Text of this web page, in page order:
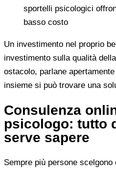
sportelli psicologici
basso costo
Un investimento nel proprio
investimento sulla qualità
ostacolo, parlane
insieme si può trovare una
Consulenza
psicologo: tutto
serve sapere
Sempre più persone